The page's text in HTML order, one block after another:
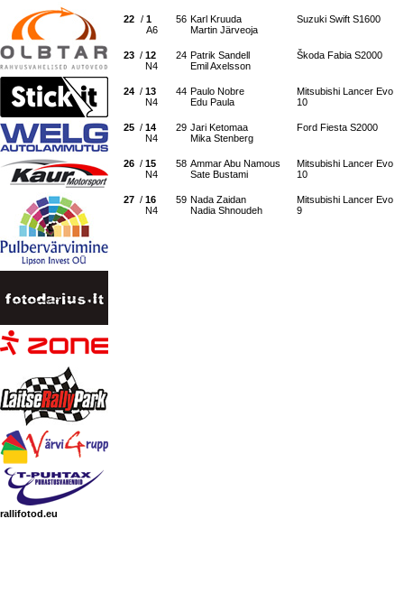
rallifotod.eu
22 / 1
A6
56 Karl Kruuda
Martin Järveoja
Suzuki Swift S1600
23 / 12
N4
24 Patrik Sandell
Emil Axelsson
Škoda Fabia S2000
24 / 13
N4
44 Paulo Nobre
Edu Paula
Mitsubishi Lancer Evo
10
25 / 14
N4
29 Jari Ketomaa
Mika Stenberg
Ford Fiesta S2000
26 / 15
N4
58 Ammar Abu Namous
Sate Bustami
Mitsubishi Lancer Evo
10
27 / 16
N4
59 Nada Zaidan
Nadia Shnoudeh
Mitsubishi Lancer Evo
9